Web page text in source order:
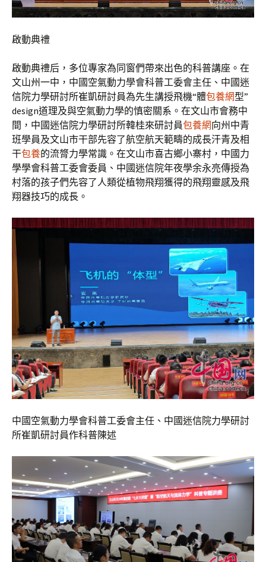
啟動典禮
啟動典禮后，多位專家為同窗們帶來出色的科普講座。在
文山州一中，中國空氣動力學會科普工委會主任、中國迷
信院力學研討所崔凱研討員為先生講授飛機“體包養網型”
design道理及與空氣動力學的慎密關系。在文山市會務中
間，中國迷信院力學研討所韓桂來研討員包養網向州中青
班學員及文山市干部先容了航空航天範疇的成長汗青及相
干包養的流膂力學常識。在文山市喜古鄉小寨村，中國力
學學會科普工委會委員、中國迷信院年夜學余永亮傳授為
村落的孩子們先容了人類從植物飛翔獲得的飛翔靈感及飛
翔器技巧的成長。
中國空氣動力學會科普工委會主任、中國迷信院力學研討
所崔凱研討員作科普陳述